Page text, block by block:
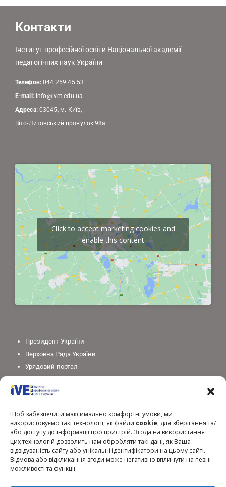
Щоб забезпечити максимально комфортні умови, ми
використовуємо такі технології, як файли cookie, для зберігання та/
або доступу до інформації про пристрій. Згода на використання
цих технологій дозволить нам обробляти такі дані, як Ваша
відвідуваність сайту або унікальні ідентифікатори на цьому сайті.
Відмова або відкликання згоди може негативно вплинути на певні
можливості та функції.
Контакти
Інститут професійної освіти Національної академії
педагогічних наук України
Телефон:044 259 45 53
E-mail: info@ivet.edu.ua
Адреса:03045, м. Київ,
Віто-Литовський провулок 98а
Click to accept marketing cookies and
enable this content
Президент України
Верховна Рада України
Урядовий портал
Міністерство освіти і науки України